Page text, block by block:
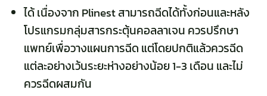
ได้ เนื่องจาก Plinest สามารถฉีดได้ทั้งก่อนและหลัง
โปรแกรมกลุ่มสารกระตุ้นคอลลาเจน ควรปรึกษา
แพทย์เพื่อวางแผนการฉีด แต่โดยปกติแล้วควรฉีด
แต่ละอย่างเว้นระยะห่างอย่างน้อย 1-3 เดือน และไม่
ควรฉีดผสมกัน